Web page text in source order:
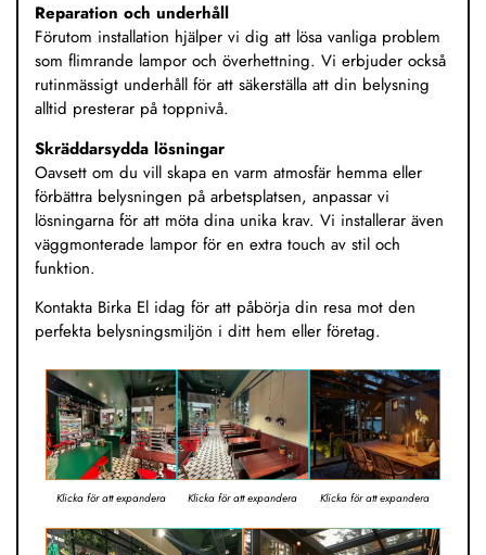
Reparation och underhåll
Förutom installation hjälper vi dig att lösa vanliga problem
som flimrande lampor och överhettning. Vi erbjuder också
rutinmässigt underhåll för att säkerställa att din belysning
alltid presterar på toppnivå.
Skräddarsydda lösningar
Oavsett om du vill skapa en varm atmosfär hemma eller
förbättra belysningen på arbetsplatsen, anpassar vi
lösningarna för att möta dina unika krav. Vi installerar även
väggmonterade lampor för en extra touch av stil och
funktion.
Kontakta Birka El idag för att påbörja din resa mot den
perfekta belysningsmiljön i ditt hem eller företag.
Klicka för att expandera Klicka för att expandera Klicka för att expandera